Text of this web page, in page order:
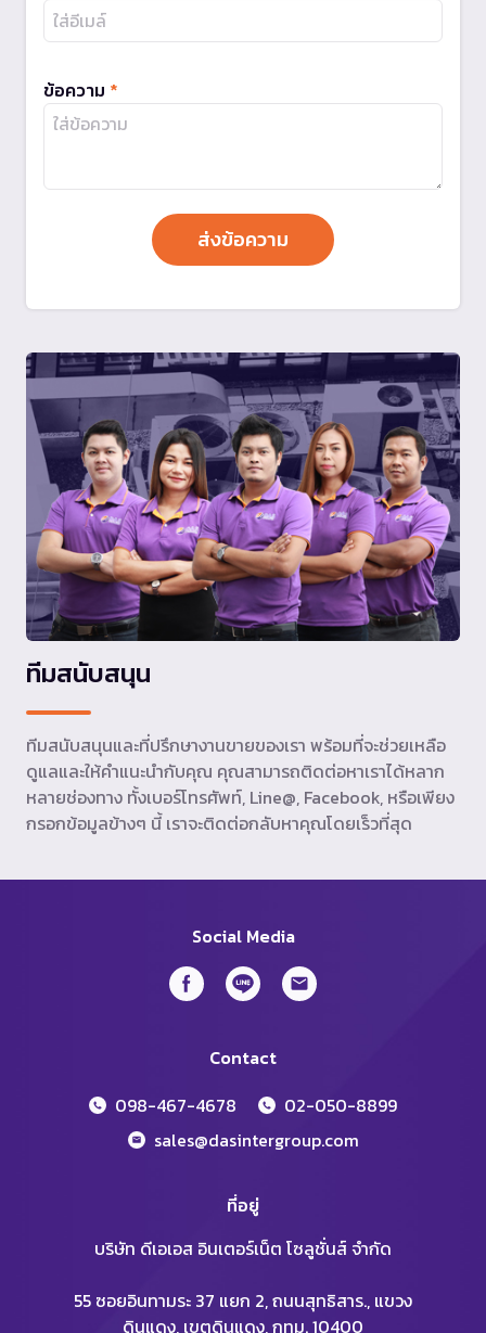
ข้อความ *
ทีมสนับสนุน
ทีมสนับสนุนและที่ปรึกษางานขายของเรา พร้อมที่จะช่วยเหลือ
ดูแลและให้คำแนะนำกับคุณ คุณสามารถติดต่อหาเราได้หลาก
หลายช่องทาง ทั้งเบอร์โทรศัพท์, Line@, Facebook, หรือเพียง
กรอกข้อมูลข้างๆ นี้ เราจะติดต่อกลับหาคุณโดยเร็วที่สุด
Social Media
Contact
098-467-4678
02-050-8899
sales@dasintergroup.com
ที่อยู่
บริษัท ดีเอเอส อินเตอร์เน็ต โซลูชั่นส์ จำกัด
55 ซอยอินทามระ 37 แยก 2, ถนนสุทธิสาร., แขวง
ดินแดง, เขตดินแดง, กทม. 10400